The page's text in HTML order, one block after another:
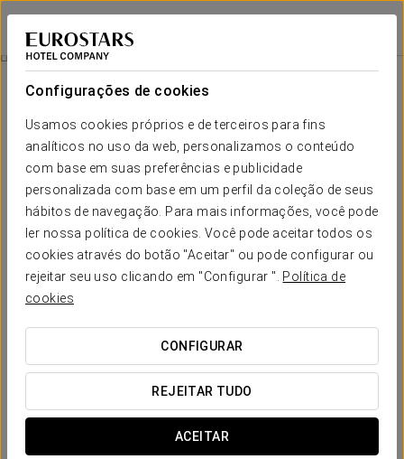
Configurações de cookies
Usamos cookies próprios e de terceiros para fins
analíticos no uso da web, personalizamos o conteúdo
com base em suas preferências e publicidade
personalizada com base em um perfil da coleção de seus
hábitos de navegação. Para mais informações, você pode
ler nossa política de cookies. Você pode aceitar todos os
cookies através do botão "Aceitar" ou pode configurar ou
rejeitar seu uso clicando em "Configurar ". Política de
cookies
CONFIGURAR
REJEITAR TUDO
ACEITAR
Eurostars Conquistador
CÓRDOVA
Experiência Conforto
20 €
Experiência conforto
Desfrute da Experiência Confort no Eurostars Conquistador,
pensada para a sua eficiência e conforto, com horários
flexíveis e tudo pronto para se adaptar à sua agenda, sem
complicações.
Inclui: